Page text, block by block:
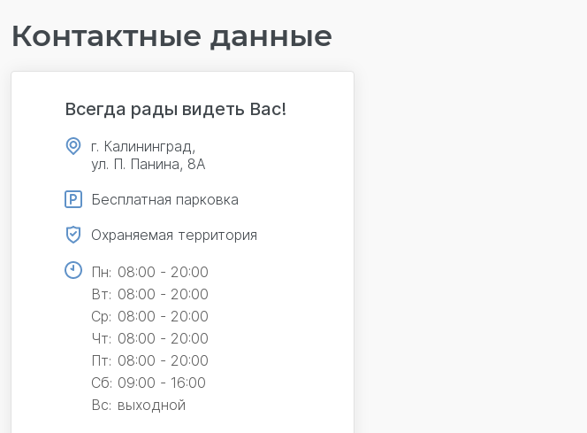
Контактные данные
Всегда рады видеть Вас!
г. Калининград,
ул. П. Панина, 8А
Бесплатная парковка
Охраняемая территория
Пн: 08:00 - 20:00
Вт: 08:00 - 20:00
Ср: 08:00 - 20:00
Чт: 08:00 - 20:00
Пт: 08:00 - 20:00
Сб: 09:00 - 16:00
Вс: выходной